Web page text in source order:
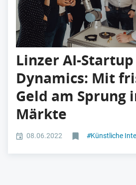
Linzer AI-
Dynamics: Mit
Geld am Sprung
Märkte
08.06.2022 #Künstliche